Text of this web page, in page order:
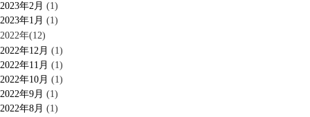
2023年2月 (1)
2023年1月 (1)
2022年(12)
2022年12月 (1)
2022年11月 (1)
2022年10月 (1)
2022年9月 (1)
2022年8月 (1)